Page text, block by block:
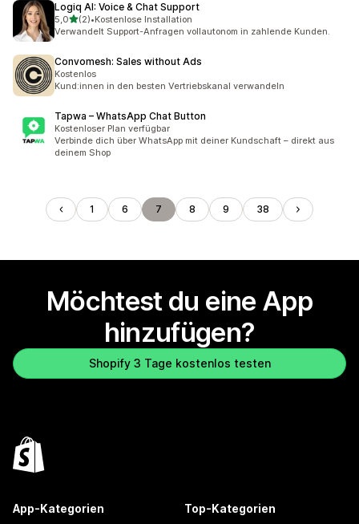
Logiq AI: Voice & Chat Support
5,0von 5 Sternen
(2)
2 Rezensionen insgesamt
•Kostenlose Installation
Verwandelt Support-Anfragen vollautonom in zahlende Kunden.
Convomesh: Sales without Ads
Kostenlos
Kund:innen in den besten Vertriebskanal verwandeln
Tapwa – WhatsApp Chat Button
Kostenloser Plan verfügbar
Verbinde dich über WhatsApp mit deiner Kundschaft – direkt aus
deinem Shop
1 6 7 8 9 38
Möchtest du eine App
hinzufügen?
Shopify 3 Tage kostenlos testen
App-Kategorien Top-Kategorien